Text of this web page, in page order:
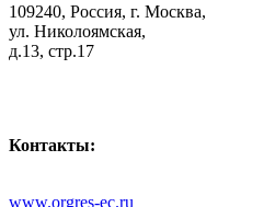
109240, Россия, г. Москва,
ул. Николоямская,
д.13, стр.17
Контакты:
www.orgres-ec.ru